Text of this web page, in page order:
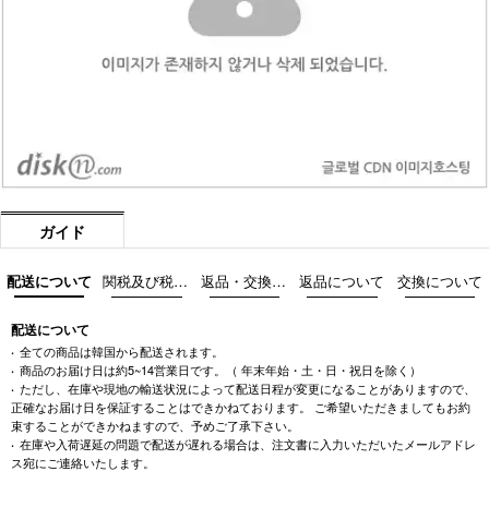
ガイド
配送について 関税及び税金について 返品・交換際の注意事項 返品について 交換について
配送について
全ての商品は韓国から配送されます。
商品のお届け日は約5~14営業日です。（ 年末年始・土・日・祝日を除く）
ただし、在庫や現地の輸送状況によって配送日程が変更になることがありますので、
正確なお届け日を保証することはできかねております。 ご希望いただきましてもお約
束することができかねますので、予めご了承下さい。
在庫や入荷遅延の問題で配送が遅れる場合は、注文書に入力いただいたメールアドレ
ス宛にご連絡いたします。